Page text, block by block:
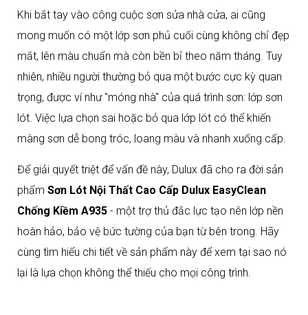
So Sánh Nhanh Với Các Dòng Sơn Lót Dulux
Khác
Giá sơn lót Dulux Easyclean nội thất
Kinh Nghiệm Thực Tế Khi Chọn Mua và Sử
Cách Nhận Biết Sơn Lót Dulux A935 Chính
Hãng
Lời Khuyên Vàng Khi Sử Dụng Để Đạt Hiệu
Quả Tối Đa
Tại sao nên chọn mua sơn tại đại lý sơn Dulux
Tavaco?
Để nhận tư vấn chi tiết và đặt mua sơn Dulux
chính hãng, vui lòng liên hệ Đại lý sơn Tavaco!
Khi bắt tay vào công cuộc sơn sửa nhà cửa, ai cũng
mong muốn có một lớp sơn phủ cuối cùng không chỉ đẹp
mắt, lên màu chuẩn mà còn bền bỉ theo năm tháng. Tuy
nhiên, nhiều người thường bỏ qua một bước cực kỳ quan
trọng, được ví như "móng nhà" của quá trình sơn: lớp sơn
lót. Việc lựa chọn sai hoặc bỏ qua lớp lót có thể khiến
màng sơn dễ bong tróc, loang màu và nhanh xuống cấp.
Để giải quyết triệt để vấn đề này, Dulux đã cho ra đời sản
phẩm Sơn Lót Nội Thất Cao Cấp Dulux EasyClean
Chống Kiềm A935 - một trợ thủ đắc lực tạo nên lớp nền
hoàn hảo, bảo vệ bức tường của bạn từ bên trong. Hãy
cùng tìm hiểu chi tiết về sản phẩm này để xem tại sao nó
lại là lựa chọn không thể thiếu cho mọi công trình.